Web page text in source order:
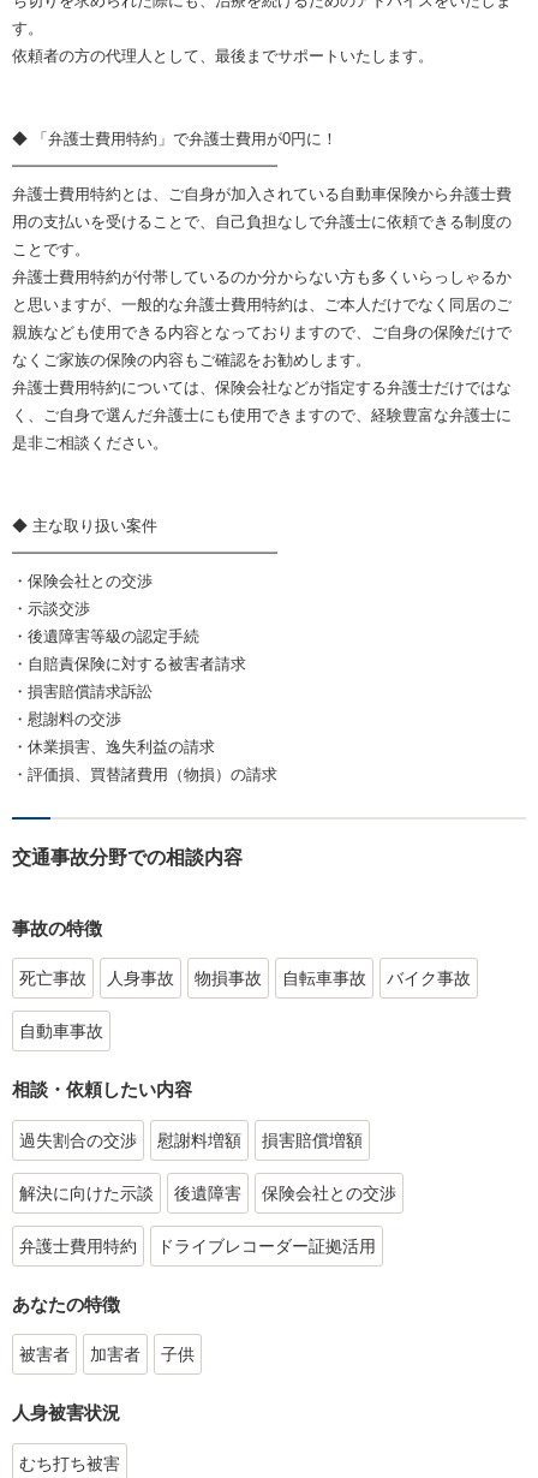
す。
依頼者の方の代理人として、最後までサポートいたします。
◆ 「弁護士費用特約」で弁護士費用が0円に！
━━━━━━━━━━━━━━━━━
弁護士費用特約とは、ご自身が加入されている自動車保険から弁護士費
用の支払いを受けることで、自己負担なしで弁護士に依頼できる制度の
ことです。
弁護士費用特約が付帯しているのか分からない方も多くいらっしゃるか
と思いますが、一般的な弁護士費用特約は、ご本人だけでなく同居のご
親族なども使用できる内容となっておりますので、ご自身の保険だけで
なくご家族の保険の内容もご確認をお勧めします。
弁護士費用特約については、保険会社などが指定する弁護士だけではな
く、ご自身で選んだ弁護士にも使用できますので、経験豊富な弁護士に
是非ご相談ください。
◆ 主な取り扱い案件
━━━━━━━━━━━━━━━━━
・保険会社との交渉
・示談交渉
・後遺障害等級の認定手続
・自賠責保険に対する被害者請求
・損害賠償請求訴訟
・慰謝料の交渉
・休業損害、逸失利益の請求
・評価損、買替諸費用（物損）の請求
交通事故分野での相談内容
事故の特徴
死亡事故 人身事故 物損事故 自転車事故 バイク事故
自動車事故
相談・依頼したい内容
過失割合の交渉 慰謝料増額 損害賠償増額
解決に向けた示談 後遺障害 保険会社との交渉
弁護士費用特約 ドライブレコーダー証拠活用
あなたの特徴
被害者 加害者 子供
人身被害状況
むち打ち被害